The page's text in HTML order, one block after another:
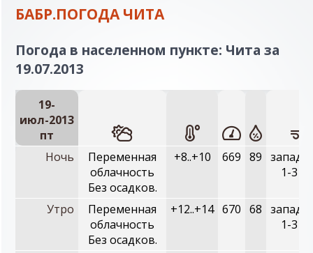
БАБР.ПОГОДА ЧИТА
Погода в населенном пункте: Чита за
19.07.2013
19-
июл-2013
пт
Ночь
Переменная
облачность
Без осадков.
+8..+10 669 89
1-3
Утро
Переменная
облачность
Без осадков.
+12..+14 670 68
1-3